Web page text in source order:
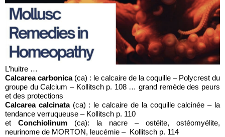
L’huitre …
Calcarea carbonica(ca) : le calcaire de la coquille – Polycrest du
groupe du Calcium – Kollitsch p. 108 … grand remède des peurs
et des protections
Calcarea calcinata(ca) : le calcaire de la coquille calcinée – la
tendance verruqueuse – Kollitsch p. 110
et Conchiolinum (ca): la nacre – ostéite, ostéomyélite,
neurinome de MORTON, leucémie – Kollitsch p. 114